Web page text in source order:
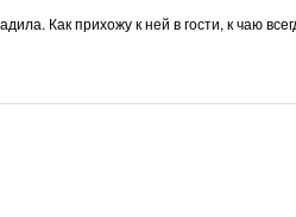
Как прихожу к ней в гости, к чаю